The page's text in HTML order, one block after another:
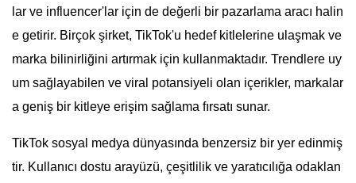
lar ve influencer'lar için de değerli bir pazarlama aracı halin
e getirir. Birçok şirket, TikTok'u hedef kitlelerine ulaşmak ve
marka bilinirliğini artırmak için kullanmaktadır. Trendlere uy
um sağlayabilen ve viral potansiyeli olan içerikler, markalar
a geniş bir kitleye erişim sağlama fırsatı sunar.
TikTok sosyal medya dünyasında benzersiz bir yer edinmiş
tir. Kullanıcı dostu arayüzü, çeşitlilik ve yaratıcılığa odaklan